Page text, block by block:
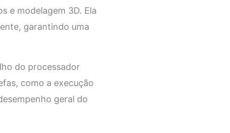
e modelagem 3D. Ela
garantindo uma
do processador
como a execução
geral do